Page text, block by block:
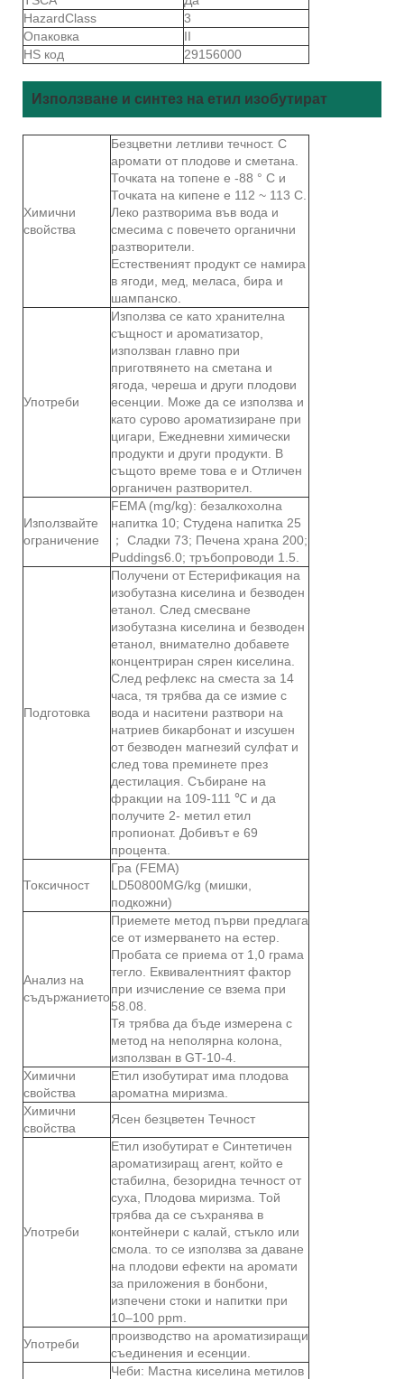
HazardClass
3
Опаковка
II
HS код
29156000
Използване и синтез на етил изобутират
Химични
свойства
Безцветни летливи течност. С
аромати от плодове и сметана.
Точката на топене е -88 ° С и
Точката на кипене е 112 ~ 113 C.
Леко разтворима във вода и
смесима с повечето органични
разтворители.
Естественият продукт се намира
в ягоди, мед, меласа, бира и
шампанско.
Употреби
Използва се като хранителна
същност и ароматизатор,
използван главно при
приготвянето на сметана и
ягода, череша и други плодови
есенции. Може да се използва и
като сурово ароматизиране при
цигари, Ежедневни химически
продукти и други продукти. В
същото време това е и Отличен
органичен разтворител.
Използвайте
ограничение
FEMA (mg/kg): безалкохолна
напитка 10; Студена напитка 25
； Сладки 73; Печена храна 200;
Puddings6.0; тръбопроводи 1.5.
Подготовка
Получени от Естерификация на
изобутазна киселина и безводен
етанол. След смесване
изобутазна киселина и безводен
етанол, внимателно добавете
концентриран сярен киселина.
След рефлекс на сместа за 14
часа, тя трябва да се измие с
вода и наситени разтвори на
натриев бикарбонат и изсушен
от безводен магнезий сулфат и
след това преминете през
дестилация. Събиране на
фракции на 109-111 ℃ и да
получите 2- метил етил
пропионат. Добивът е 69
процента.
Токсичност
Гра (FEMA)
LD50800MG/kg (мишки,
подкожни)
Анализ на
съдържанието
Приемете метод първи предлага
се от измерването на естер.
Пробата се приема от 1,0 грама
тегло. Еквивалентният фактор
при изчисление се взема при
58.08.
Тя трябва да бъде измерена с
метод на неполярна колона,
използван в GT-10-4.
Химични
свойства
Етил изобутират има плодова
ароматна миризма.
Химични
свойства
Ясен безцветен Течност
Употреби
Етил изобутират е Синтетичен
ароматизиращ агент, който е
стабилна, безоридна течност от
суха, Плодова миризма. Той
трябва да се съхранява в
контейнери с калай, стъкло или
смола. то се използва за даване
на плодови ефекти на аромати
за приложения в бонбони,
изпечени стоки и напитки при
10–100 ppm.
Употреби
производство на ароматизиращи
съединения и есенции.
Чеби: Мастна киселина метилов